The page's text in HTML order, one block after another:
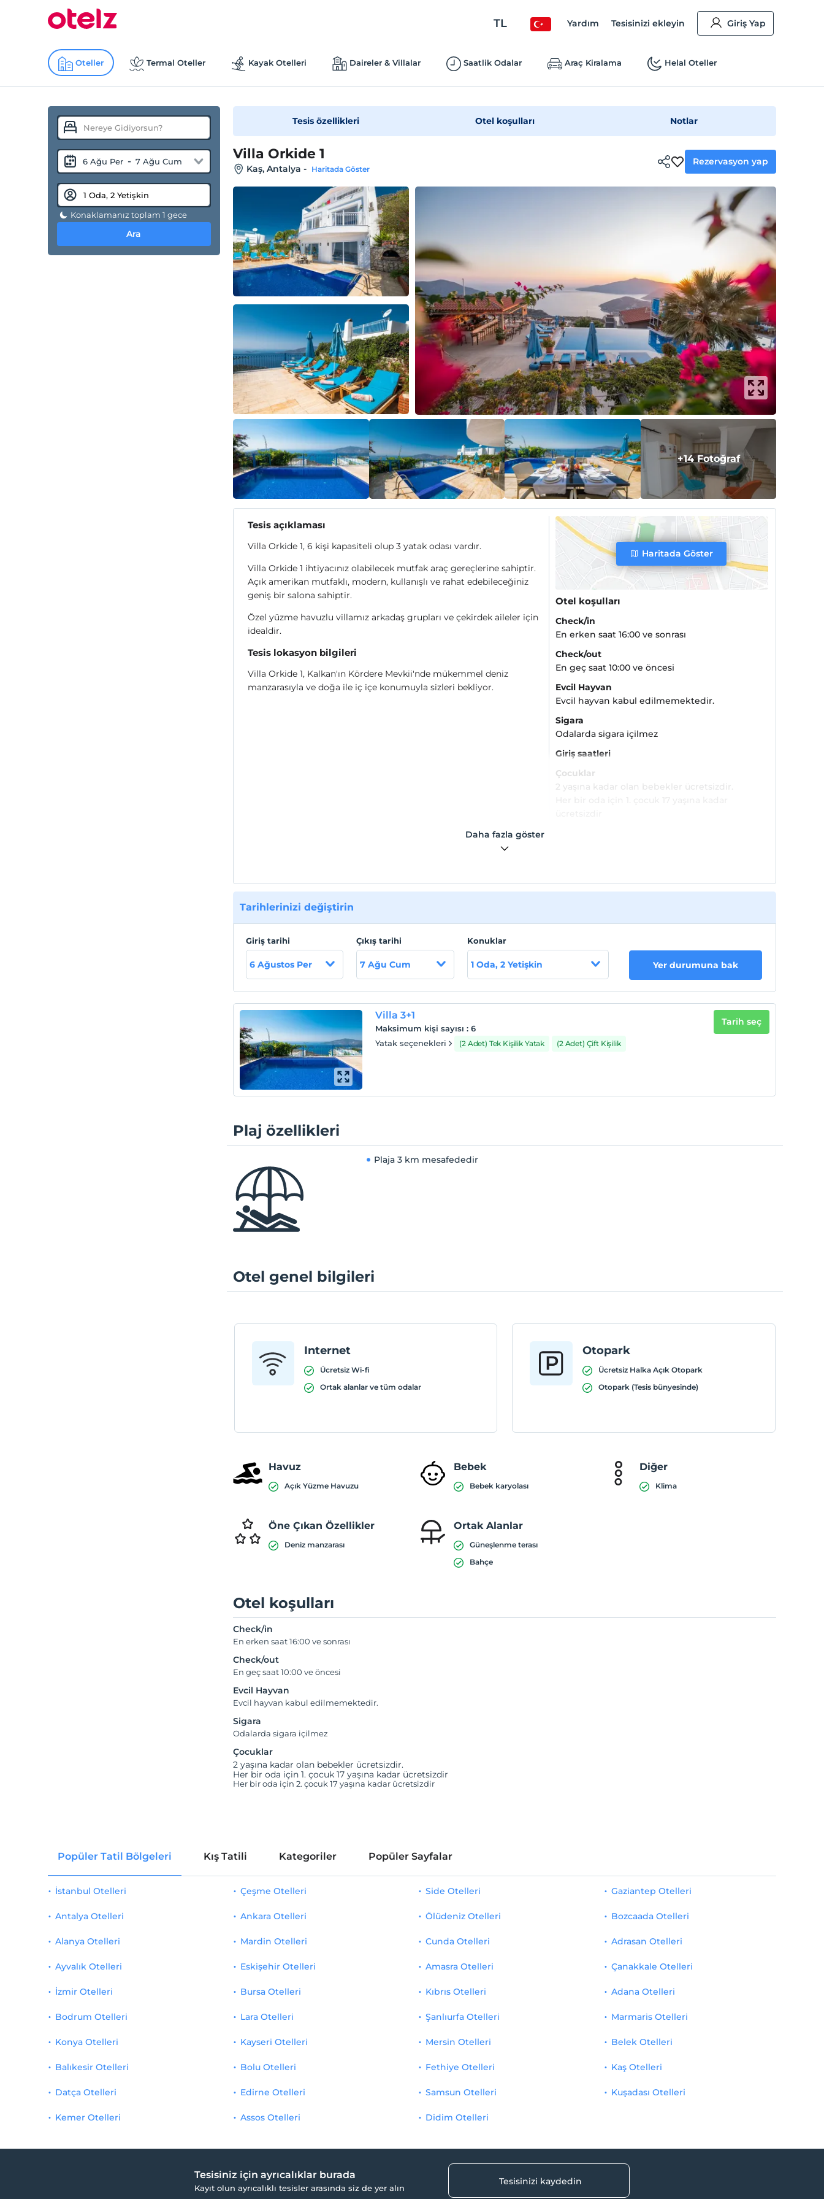
TL Yardım Tesisinizi ekleyin Giriş Yap
Oteller Termal Oteller Kayak Otelleri Daireler & Villalar Saatlik Odalar Araç Kiralama Helal Oteller
6 Ağu Per - 7 Ağu Cum
Konaklamanız toplam 1 gece
Ara
Tesis özellikleri Otel koşulları Notlar
Villa Orkide 1
Kaş, Antalya - Haritada Göster
Rezervasyon yap
+14 Fotoğraf
Tesis açıklaması
Villa Orkide 1, 6 kişi kapasiteli olup 3 yatak odası vardır.
Villa Orkide 1 ihtiyacınız olabilecek mutfak araç gereçlerine sahiptir.
Açık amerikan mutfaklı, modern, kullanışlı ve rahat edebileceğiniz
geniş bir salona sahiptir.
Özel yüzme havuzlu villamız arkadaş grupları ve çekirdek aileler için
idealdir.
Tesis lokasyon bilgileri
Villa Orkide 1, Kalkan'ın Kördere Mevkii'nde mükemmel deniz
manzarasıyla ve doğa ile iç içe konumuyla sizleri bekliyor.
Haritada Göster
Otel koşulları
Check/in
En erken saat 16:00 ve sonrası
Check/out
En geç saat 10:00 ve öncesi
Evcil Hayvan
Evcil hayvan kabul edilmemektedir.
Sigara
Odalarda sigara içilmez
Giriş saatleri
Çocuklar
2 yaşına kadar olan bebekler ücretsizdir.
Daha fazla göster
Tarihlerinizi değiştirin
Giriş tarihi
6 Ağustos Per
Çıkış tarihi
7 Ağu Cum
Konuklar
1 Oda, 2 Yetişkin Yer durumuna bak
Villa 3+1
Maksimum kişi sayısı :6
Yatak seçenekleri
(2 Adet) Tek Kişilik Yatak (2 Adet) Çift Kişilik
Tarih seç
Plaj özellikleri
Plaja 3 km mesafededir
Otel genel bilgileri
Internet
Ücretsiz Wi-fi
Ortak alanlar ve tüm odalar
Otopark
Ücretsiz Halka Açık Otopark
Otopark (Tesis bünyesinde)
Havuz
Açık Yüzme Havuzu
Bebek
Bebek karyolası
Diğer
Klima
Öne Çıkan Özellikler
Deniz manzarası
Ortak Alanlar
Güneşlenme terası
Bahçe
Otel koşulları
Check/in
En erken saat 16:00 ve sonrası
Check/out
En geç saat 10:00 ve öncesi
Evcil Hayvan
Evcil hayvan kabul edilmemektedir.
Sigara
Odalarda sigara içilmez
Çocuklar
2 yaşına kadar olan bebekler ücretsizdir.
Her bir oda için 1. çocuk 17 yaşına kadar ücretsizdir
Her bir oda için 2. çocuk 17 yaşına kadar ücretsizdir
Popüler Tatil Bölgeleri Kış Tatili Kategoriler Popüler Sayfalar
İstanbul Otelleri
Antalya Otelleri
Alanya Otelleri
Ayvalık Otelleri
İzmir Otelleri
Çeşme Otelleri
Ankara Otelleri
Mardin Otelleri
Eskişehir Otelleri
Bursa Otelleri
Side Otelleri
Ölüdeniz Otelleri
Cunda Otelleri
Amasra Otelleri
Kıbrıs Otelleri
Gaziantep Otelleri
Bozcaada Otelleri
Adrasan Otelleri
Çanakkale Otelleri
Adana Otelleri
Bodrum Otelleri
Konya Otelleri
Balıkesir Otelleri
Datça Otelleri
Kemer Otelleri
Lara Otelleri
Kayseri Otelleri
Bolu Otelleri
Edirne Otelleri
Assos Otelleri
Şanlıurfa Otelleri
Mersin Otelleri
Fethiye Otelleri
Samsun Otelleri
Didim Otelleri
Marmaris Otelleri
Belek Otelleri
Kaş Otelleri
Kuşadası Otelleri
Tesisiniz için ayrıcalıklar burada
Kayıt olun ayrıcalıklı tesisler arasında siz de yer alın
Tesisinizi kaydedin